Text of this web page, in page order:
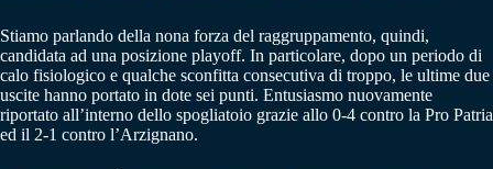
Stiamo parlando della nona forza del raggruppamento, quindi,
candidata ad una posizione playoff. In particolare, dopo un periodo di
calo fisiologico e qualche sconfitta consecutiva di troppo, le ultime due
uscite hanno portato in dote sei punti. Entusiasmo nuovamente
riportato all’interno dello spogliatoio grazie allo 0-4 contro la Pro Patria
ed il 2-1 contro l’Arzignano.